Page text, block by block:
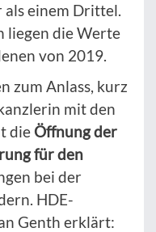
als einem Drittel.
liegen die Werte
von 2019.
zum Anlass, kurz
mit den
die Öffnung der
für den
bei der
HDE-
Genth erklärt: